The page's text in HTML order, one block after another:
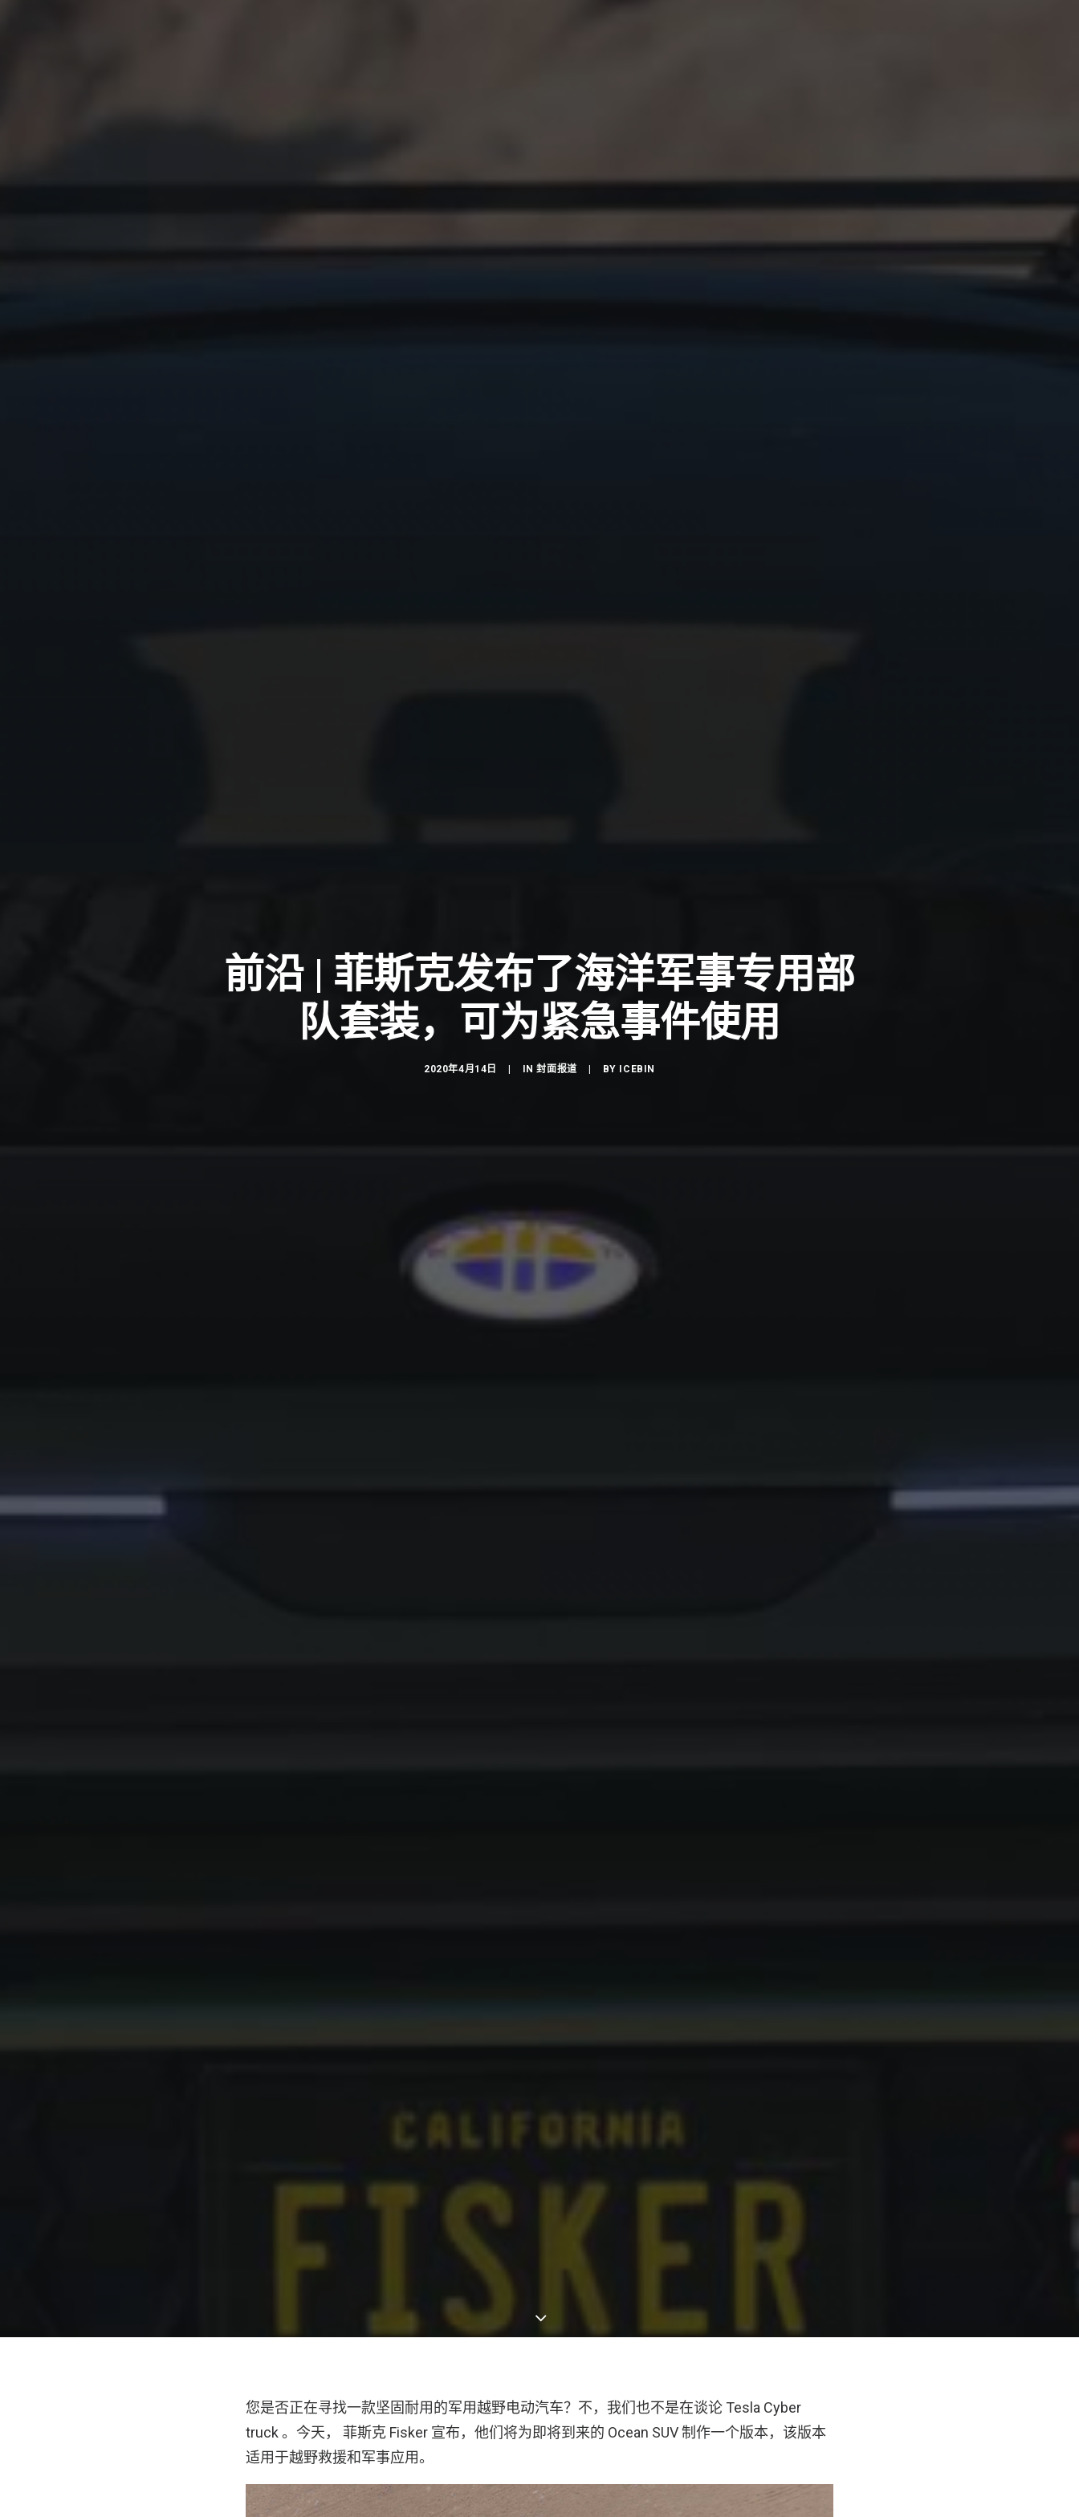
前沿 | 菲斯克发布了海洋军事专用部
队套装，可为紧急事件使用
2020年4月14日 IN封面报道 BY ICEBIN
您是否正在寻找一款坚固耐用的军用越野电动汽车？不，我们也不是在谈论 Tesla Cyber​​
truck 。今天， 菲斯克 Fisker 宣布，他们将为即将到来的 Ocean SUV 制作一个版本，该版本
适用于越野救援和军事应用。